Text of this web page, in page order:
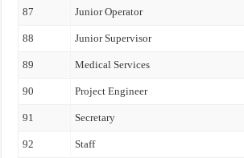
87 Junior Operator
88 Junior Supervisor
89 Medical Services
90 Project Engineer
91 Secretary
92 Staff